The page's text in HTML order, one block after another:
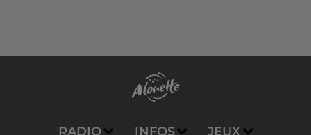
RADIO INFOS JEUX